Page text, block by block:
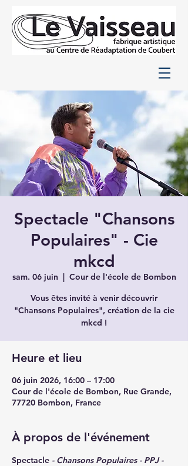
Spectacle "Chansons
Populaires" - Cie
mkcd
sam. 06 juin
  |
Cour de l'école de Bombon
Vous êtes invité à venir découvrir
"Chansons Populaires", création de la cie
mkcd !
Heure et lieu
06 juin 2026, 16:00 – 17:00
Cour de l'école de Bombon, Rue Grande,
77720 Bombon, France
À propos de l'événement
Spectacle - Chansons Populaires - PPJ -